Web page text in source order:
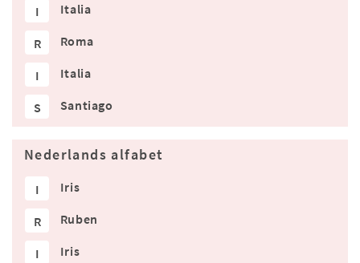
I Italia
R Roma
I Italia
S Santiago
Nederlands alfabet
I Iris
R Ruben
I Iris